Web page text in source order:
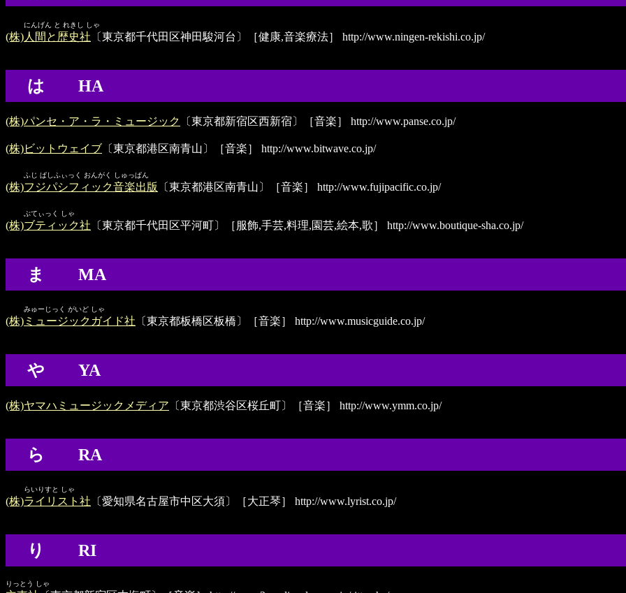
にんげん と れきし しゃ
(株)人間と歴史社 〔東京都千代田区神田駿河台〕［健康,音楽療法］ http://www.ningen-rekishi.co.jp/
は HA
(株)パンセ・ア・ラ・ミュージック 〔東京都新宿区西新宿〕［音楽］ http://www.panse.co.jp/
(株)ビットウェイブ 〔東京都港区南青山〕［音楽］ http://www.bitwave.co.jp/
ふじ ぱしふぃっく おんがく しゅっぱん
(株)フジパシフィック音楽出版 〔東京都港区南青山〕［音楽］ http://www.fujipacific.co.jp/
ぶてぃっく しゃ
(株)ブティック社 〔東京都千代田区平河町〕［服飾,手芸,料理,園芸,絵本,歌］ http://www.boutique-sha.co.jp/
ま MA
みゅーじっく がいど しゃ
(株)ミュージックガイド社 〔東京都板橋区板橋〕［音楽］ http://www.musicguide.co.jp/
や YA
(株)ヤマハミュージックメディア 〔東京都渋谷区桜丘町〕［音楽］ http://www.ymm.co.jp/
ら RA
らいりすと しゃ
(株)ライリスト社 〔愛知県名古屋市中区大須〕［大正琴］ http://www.lyrist.co.jp/
り RI
りっとう しゃ